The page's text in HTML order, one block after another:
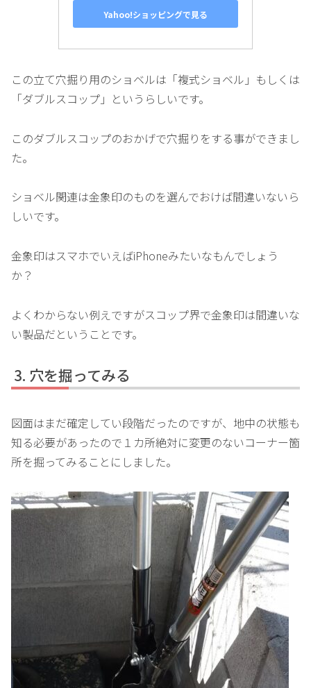
Yahoo!ショッピングで見る
この立て穴掘り用のショベルは「複式ショベル」もしくは
「ダブルスコップ」というらしいです。
このダブルスコップのおかげで穴掘りをする事ができまし
た。
ショベル関連は金象印のものを選んでおけば間違いないら
しいです。
金象印はスマホでいえばiPhoneみたいなもんでしょう
か？
よくわからない例えですがスコップ界で金象印は間違いな
い製品だということです。
穴を掘ってみる
図面はまだ確定してい段階だったのですが、地中の状態も
知る必要があったので１カ所絶対に変更のないコーナー箇
所を掘ってみることにしました。